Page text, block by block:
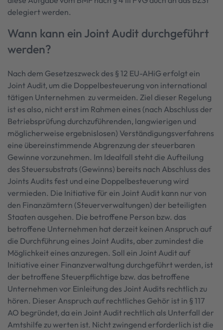
delegiert werden.
Wann kann ein Joint Audit durchgeführt
werden?
Nach dem Gesetzeszweck des § 12 EU-AHiG erfolgt ein
Joint Audit, um die Doppelbesteuerung von international
tätigen Unternehmen zu vermeiden. Ziel dieser Regelung
ist es also, nicht erst im Rahmen eines (nach Abschluss der
Betriebsprüfung durchzuführenden, langwierigen und
möglicherweise ergebnislosen) Verständigungsverfahrens
eine übereinstimmende Abgrenzung der steuerbaren
Gewinne vorzunehmen. Im Idealfall steht die Aufteilung
des Steuersubstrats (Gewinns) bereits nach Abschluss des
Joints Audits fest und eine Doppelbesteuerung wird
vermieden. Die Initiative für ein Joint Audit kann nur von
den Finanzämtern (Steuerverwaltungen) der beteiligten
Staaten ausgehen. Die betroffene Person bzw. das
betroffene Unternehmen hat derzeit keinen Anspruch auf
die Durchführung eines Joint Audits, aber zumindest die
Möglichkeit eines anzuregen. Soll ein Joint Audit auf
Initiative einer Finanzverwaltung durchgeführt werden, ist
der betroffene Steuerpflichtige bzw. das betroffene
Unternehmen vor Einleitung des Joint Audits rechtlich zu
hören. Dieser Anspruch auf rechtliches Gehör ist in § 117
AO begründet, da ein Joint Audit rechtlich als Unterfall der
Amtshilfe zu werten ist. Nicht zwingend erforderlich ist die